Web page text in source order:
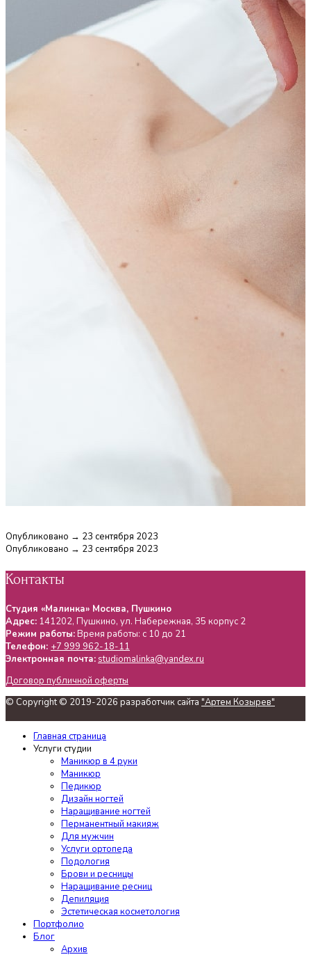
Опубликовано → 23 сентября 2023
Опубликовано → 23 сентября 2023
Контакты
Студия «Малинка» Москва, Пушкино
Адрес: 141202, Пушкино, ул. Набережная, 35 корпус 2
Режим работы:Время работы: с 10 до 21
Телефон: +7 999 962-18-11
Электронная почта: studiomalinka@yandex.ru
Договор публичной оферты
© Copyright © 2019-2026 разработчик сайта "Артем Козырев"
Главная страница
Услуги студии
Маникюр в 4 руки
Маникюр
Педикюр
Дизайн ногтей
Наращивание ногтей
Перманентный макияж
Для мужчин
Услуги ортопеда
Подология
Брови и ресницы
Наращивание ресниц
Депиляция
Эстетическая косметология
Портфолио
Блог
Архив